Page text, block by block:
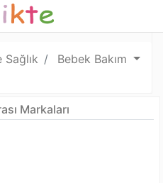
Sağlık
Bebek Bakım
Markaları